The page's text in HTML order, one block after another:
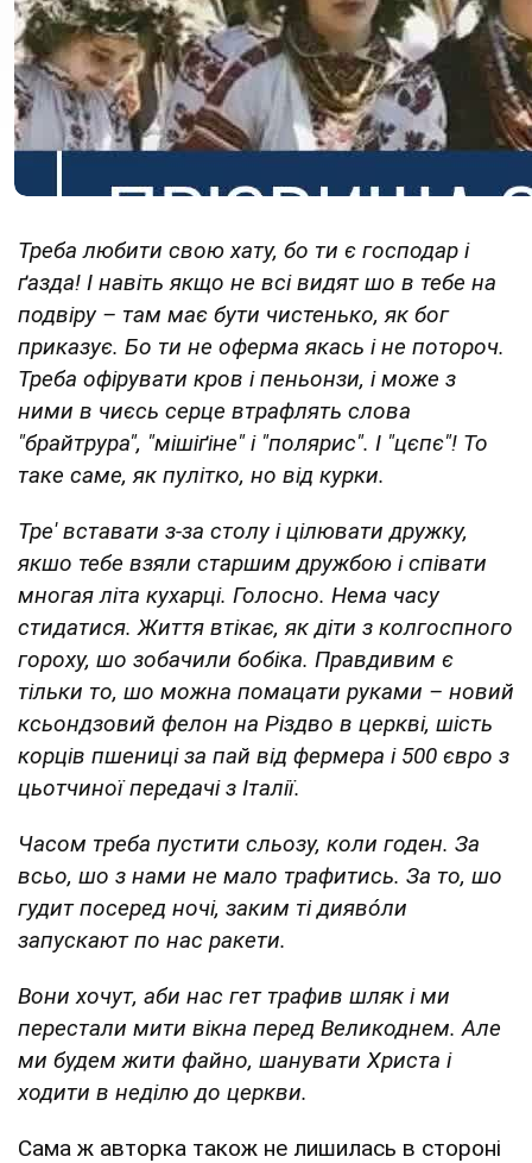
Треба любити свою хату, бо ти є господар і
ґазда! І навіть якщо не всі видят шо в тебе на
подвіру – там має бути чистенько, як бог
приказує. Бо ти не оферма якась і не потороч.
Треба офірувати кров і пеньонзи, і може з
ними в чиєсь серце втрафлять слова
"брайтрура", "мішіґіне" і "полярис". І "цєпє"! То
таке саме, як пулітко, но від курки.
Тре' вставати з-за столу і цілювати дружку,
якшо тебе взяли старшим дружбою і співати
многая літа кухарці. Голосно. Нема часу
стидатися. Життя втікає, як діти з колгоспного
гороху, шо зобачили бобіка. Правдивим є
тільки то, шо можна помацати руками – новий
ксьондзовий фелон на Різдво в церкві, шість
корців пшениці за пай від фермера і 500 євро з
цьотчиної передачі з Італії.
Часом треба пустити сльозу, коли годен. За
всьо, шо з нами не мало трафитись. За то, шо
гудит посеред ночі, заким ті диявóли
запускают по нас ракети.
Вони хочут, аби нас гет трафив шляк і ми
перестали мити вікна перед Великоднем. Але
ми будем жити файно, шанувати Христа і
ходити в неділю до церкви.
Сама ж авторка також не лишилась в стороні